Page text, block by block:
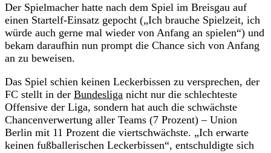
Der Spielmacher hatte nach dem Spiel im Breisgau auf
einen Startelf-Einsatz gepocht („Ich brauche Spielzeit, ich
würde auch gerne mal wieder von Anfang an spielen“) und
bekam daraufhin nun prompt die Chance sich von Anfang
an zu beweisen.
Das Spiel schien keinen Leckerbissen zu versprechen, der
FC stellt in der Bundesliga nicht nur die schlechteste
Offensive der Liga, sondern hat auch die schwächste
Chancenverwertung aller Teams (7 Prozent) – Union
Berlin mit 11 Prozent die viertschwächste. „Ich erwarte
keinen fußballerischen Leckerbissen“, entschuldigte sich